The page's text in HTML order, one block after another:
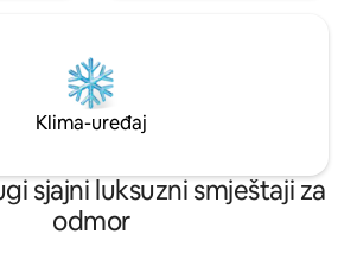
Klima-uređaj
sjajni luksuzni smještaji za
odmor